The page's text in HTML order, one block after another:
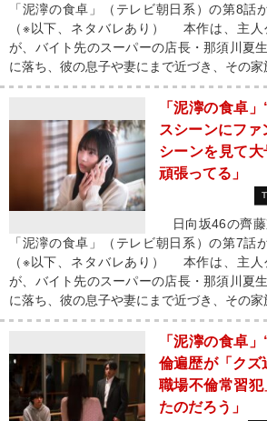
「泥濘の食卓」（テレビ朝日系）の第8話
（※以下、ネタバレあり） 本作は、主人
が、バイト先のスーパーの店長・那須川夏
に落ち、彼の息子や妻にまで近づき、その家
「泥濘の食卓
スシーンにフ
シーンを見て
頑張ってる」
日向坂46の齊藤
「泥濘の食卓」（テレビ朝日系）の第7話
（※以下、ネタバレあり） 本作は、主人
が、バイト先のスーパーの店長・那須川夏
に落ち、彼の息子や妻にまで近づき、その家
「泥濘の食卓
倫遍歴が「クズ
職場不倫常習
たのだろう」